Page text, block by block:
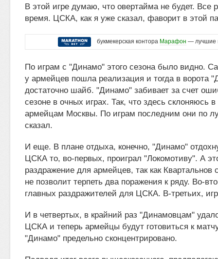
В этой игре думаю, что овертайма не будет. Все
время. ЦСКА, как я уже сказал, фаворит в этой
букмекерская контора Марафон — лучшие
По играм с "Динамо" этого сезона было видно.
у армейцев пошла реализация и тогда в ворота
достаточно шайб. "Динамо" забивает за счет
сезоне в очных играх. Так, что здесь склоняюсь
армейцам Москвы. По играм последним они по
сказал.
И еще. В плане отдыха, конечно, "Динамо"
ЦСКА то, во-первых, проиграл "Локомотиву". А
раздражение для армейцев, так как
не позволит терпеть два поражения к ряду. Во-
главных раздражителей для ЦСКА. В-третьих,
И в четвертых, в крайний раз "Динамовцам"
ЦСКА и теперь армейцы будут готовиться к
"Динамо" предельно сконцентрировано.